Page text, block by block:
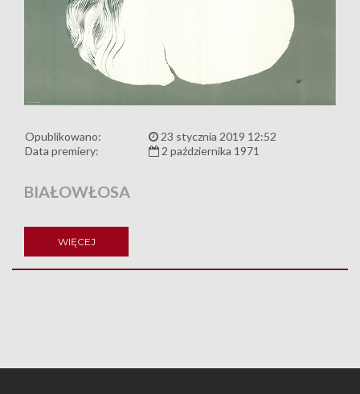
Opublikowano:
23 stycznia 2019 12:52
Data premiery:
2 października 1971
BIAŁOWŁOSA
WIĘCEJ